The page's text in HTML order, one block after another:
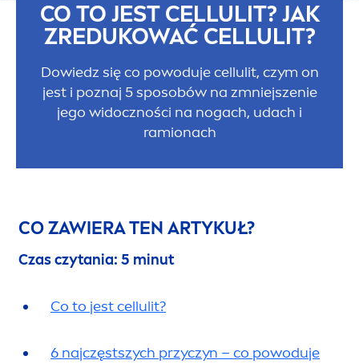
CO TO JEST CELLULIT? JAK
ZREDUKOWAĆ CELLULIT?
Dowiedz się co powoduje cellulit, czym on
jest i poznaj 5 sposobów na zmniejszenie
jego widoczności na nogach, udach i
ramionach
CO ZAWIERA TEN ARTYKUŁ?
Czas czytania: 5 minut
Co to jest cellulit?
6 najczęstszych przyczyn – co powoduje